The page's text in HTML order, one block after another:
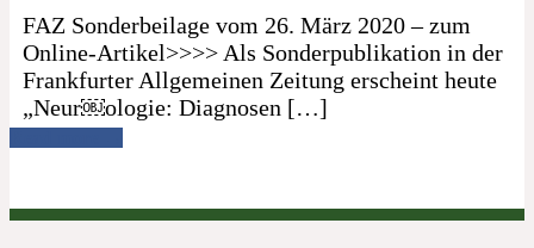
FAZ Sonderbeilage vom 26. März 2020 – zum
Online-Artikel>>>> Als Sonderpublikation in der
Frankfurter Allgemeinen Zeitung erscheint heute
„Neur￼ologie: Diagnosen […]